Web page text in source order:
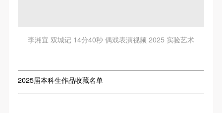
李湘宜 双城记 14分40秒 偶戏表演视频 2025 实验艺术
2025届本科生作品收藏名单